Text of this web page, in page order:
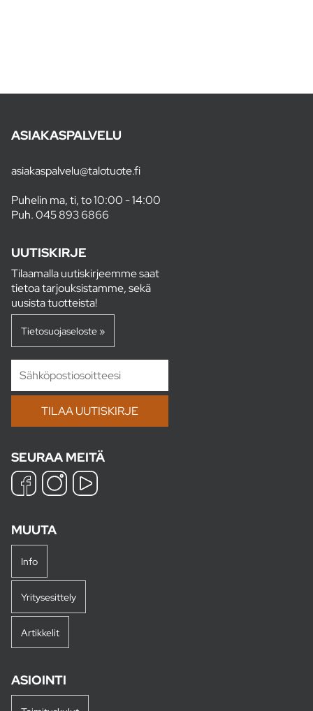
ASIAKASPALVELU
asiakaspalvelu@talotuote.fi
Puhelin ma, ti, to 10:00 - 14:00
Puh.045 893 6866
UUTISKIRJE
Tilaamalla uutiskirjeemme saat
tietoa tarjouksistamme, sekä
uusista tuotteista!
Tietosuojaseloste »
SEURAA MEITÄ
MUUTA
Info
Yritysesittely
Artikkelit
ASIOINTI